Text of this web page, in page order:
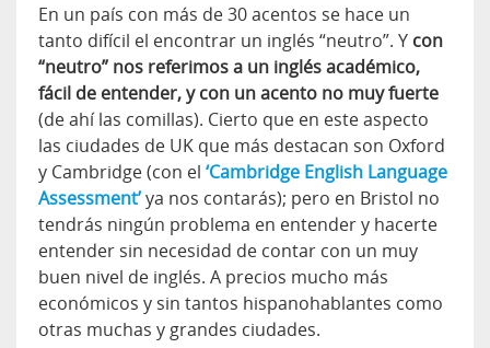
En un país con más de 30 acentos se hace un
tanto difícil el encontrar un inglés “neutro”. Y con
“neutro” nos referimos a un inglés académico,
fácil de entender, y con un acento no muy fuerte
(de ahí las comillas). Cierto que en este aspecto
las ciudades de UK que más destacan son Oxford
y Cambridge (con el ‘Cambridge English Language
Assessment’ya nos contarás); pero en Bristol no
tendrás ningún problema en entender y hacerte
entender sin necesidad de contar con un muy
buen nivel de inglés. A precios mucho más
económicos y sin tantos hispanohablantes como
otras muchas y grandes ciudades.